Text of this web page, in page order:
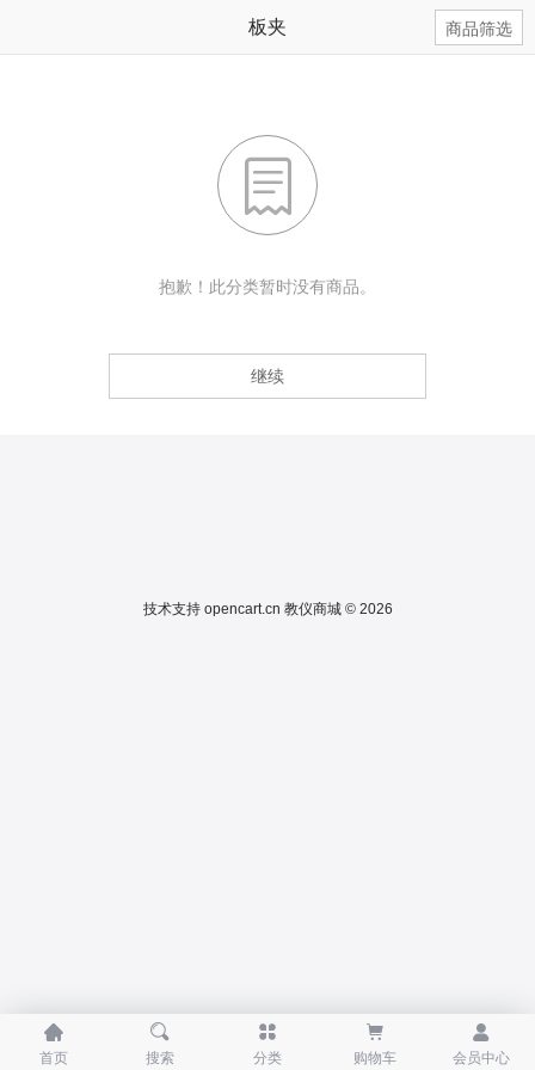
商品筛选
板夹

抱歉！此分类暂时没有商品。
继续
技术支持 opencart.cn 教仪商城 © 2026

首页

搜索

分类

购物车

会员中心